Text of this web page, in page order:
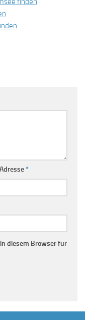
*
diesem Browser für